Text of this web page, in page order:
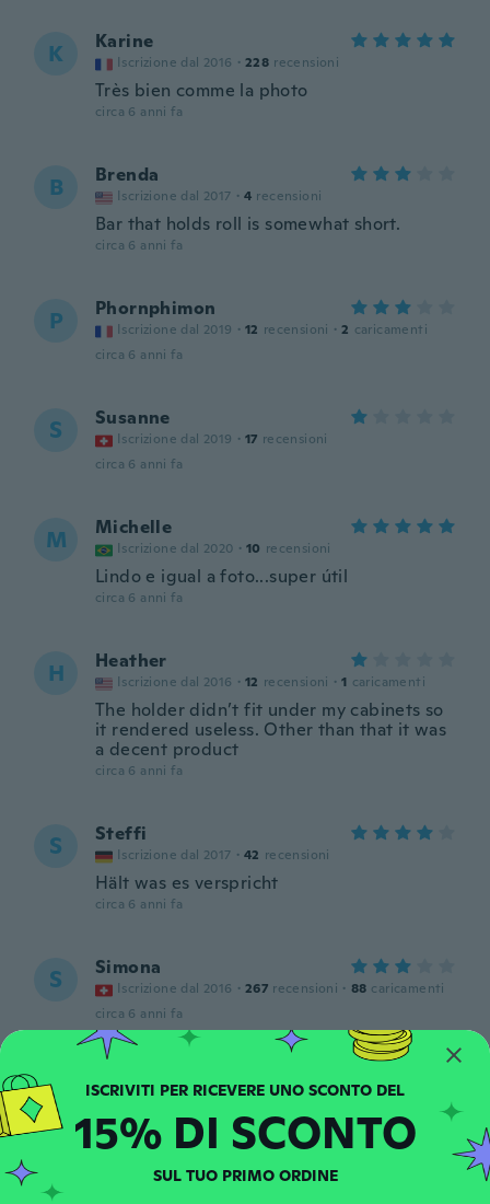
K Karine
Iscrizione dal 2016 · 228 recensioni
Très bien comme la photo
circa 6 anni fa
B Brenda
Iscrizione dal 2017 · 4 recensioni
Bar that holds roll is somewhat short.
circa 6 anni fa
P Phornphimon
Iscrizione dal 2019 · 12 recensioni · 2 caricamenti
circa 6 anni fa
S Susanne
Iscrizione dal 2019 · 17 recensioni
circa 6 anni fa
M Michelle
Iscrizione dal 2020 · 10 recensioni
Lindo e igual a foto...super útil
circa 6 anni fa
H Heather
Iscrizione dal 2016 · 12 recensioni · 1 caricamenti
The holder didn’t fit under my cabinets so
it rendered useless. Other than that it was
a decent product
circa 6 anni fa
S Steffi
Iscrizione dal 2017 · 42 recensioni
Hält was es verspricht
circa 6 anni fa
S Simona
Iscrizione dal 2016 · 267 recensioni · 88 caricamenti
circa 6 anni fa
A Iscrizione dal 2018 · 111 recensioni · 1 caricamenti
circa 6 anni fa
15% DI SCONTO
SUL TUO PRIMO ORDINE